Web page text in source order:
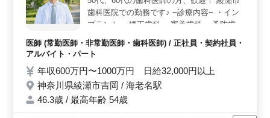
歯科医院での勤務です♪ −診療内容− ・イン
プラント ・矯正歯科 ・審美歯科 ・予防歯科
−特徴− ・年間休日120日 ・週休2日◎ ・通
勤手当実費あり！ ・無料駐車場あり ・50
代、60代の方歓迎 地域に密着したアットホ
ームな歯科医院です！ 是非、ご応募お待ち
しています。
医師 (常勤医師・非常勤医師・歯科医師) / 正社員・契約社員・
アルバイト・パート
年収600万円〜1000万円 日給32,000円以上
神奈川県綾瀬市吉岡 / 海老名駅
46.3歳 / 最高年齢 54歳